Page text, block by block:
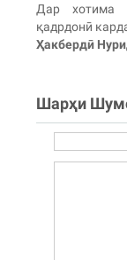
Дар хотима
қадрдонӣ
Ҳакбердӣ
Шарҳи